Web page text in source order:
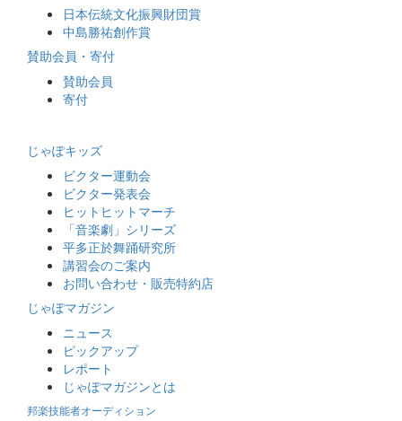
日本伝統文化振興財団賞
中島勝祐創作賞
賛助会員・寄付
賛助会員
寄付
じゃぽキッズ
ビクター運動会
ビクター発表会
ヒットヒットマーチ
「音楽劇」シリーズ
平多正於舞踊研究所
講習会のご案内
お問い合わせ・販売特約店
じゃぽマガジン
ニュース
ピックアップ
レポート
じゃぽマガジンとは
邦楽技能者オーディション